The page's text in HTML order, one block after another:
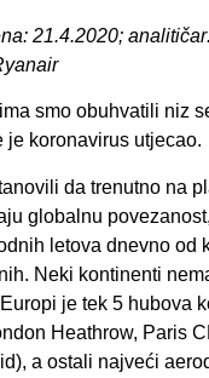
21.4.2020;
smo obuhvatili niz
je koronavirus utjecao.
da trenutno na
globalnu
letova dnevno od
Neki kontinenti
je tek 5 hubova
Heathrow, Paris
a ostali najveći